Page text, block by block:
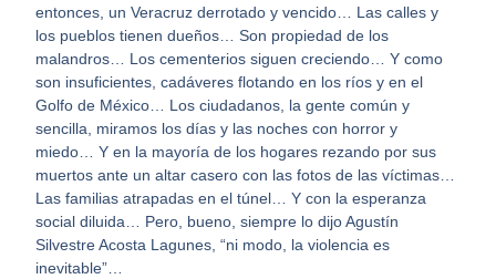
entonces, un Veracruz derrotado y vencido… Las calles y
los pueblos tienen dueños… Son propiedad de los
malandros… Los cementerios siguen creciendo… Y como
son insuficientes, cadáveres flotando en los ríos y en el
Golfo de México… Los ciudadanos, la gente común y
sencilla, miramos los días y las noches con horror y
miedo… Y en la mayoría de los hogares rezando por sus
muertos ante un altar casero con las fotos de las víctimas…
Las familias atrapadas en el túnel… Y con la esperanza
social diluida… Pero, bueno, siempre lo dijo Agustín
Silvestre Acosta Lagunes, “ni modo, la violencia es
inevitable”…